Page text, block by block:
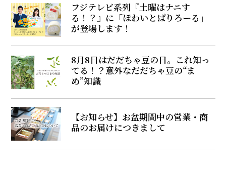
フジテレビ系列『土曜はナニす
る！？』に「ほわいとぱりろーる」
が登場します！
8月8日はだだちゃ豆の日。これ知っ
てる！？意外なだだちゃ豆の“ま
め”知識
【お知らせ】お盆期間中の営業・商
品のお届けにつきまして